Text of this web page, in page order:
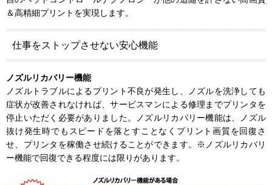
＆高精細プリントを実現します。
仕事をストップさせない安心機能
ノズルリカバリー機能
ノズルトラブルによるプリント不良が発生し、ノズルを洗浄しても
症状が改善されなければ、サービスマンによる修理までプリンタを
停止いただく必要がありました。ノズルリカバリー機能は、ノズル
抜け発生時でもスピードを落とすことなくプリント画質を回復さ
せ、プリンタを稼働させ続けることができます。※ノズルリカバリ
ー機能で回復できる程度には限りがあります。